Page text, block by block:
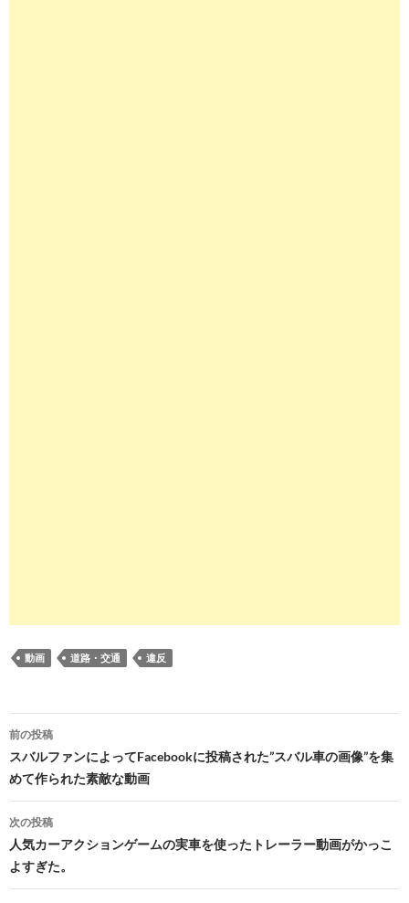
動画 道路・交通 違反
投
稿
ナ
ビ
ゲ
ー
前の投稿
スバルファンによってFacebookに投稿された”スバル車の画像”を集
めて作られた素敵な動画
次の投稿
人気カーアクションゲームの実車を使ったトレーラー動画がかっこ
よすぎた。